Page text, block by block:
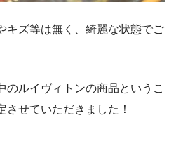
キズ等は無く、綺麗な状態でご
のルイヴィトンの商品というこ
させていただきました！